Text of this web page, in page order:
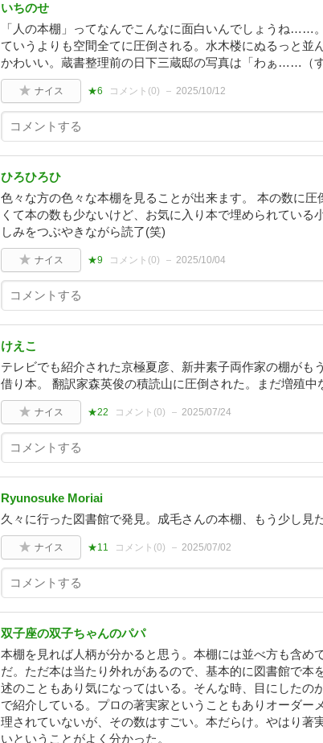
いちのせ
「人の本棚」ってなんでこんなに面白いんでしょうね……
ていうよりも空間全てに圧倒される。水木楼にぬるっと並
かわいい。蔵書整理前の日下三蔵邸の写真は「わぁ……（
ナイス ★6 コメント(0) 2025/10/12
ひろひろひ
色々な方の色々な本棚を見ることが出来ます。 本の数に圧
くて本の数も少ないけど、お気に入り本で埋められている
しみをつぶやきながら読了(笑)
ナイス ★9 コメント(0) 2025/10/04
けえこ
テレビでも紹介された京極夏彦、新井素子両作家の棚がも
借り本。 翻訳家森英俊の積読山に圧倒された。まだ増殖中
ナイス ★22 コメント(0) 2025/07/24
Ryunosuke Moriai
久々に行った図書館で発見。成毛さんの本棚、もう少し見
ナイス ★11 コメント(0) 2025/07/02
双子座の双子ちゃんのパパ
本棚を見れば人柄が分かると思う。本棚には並べ方も含め
だ。ただ本は当たり外れがあるので、基本的に図書館で本
述のこともあり気になってはいる。そんな時、目にしたの
で紹介している。プロの著実家ということもありオーダー
理されていないが、その数はすごい。本だらけ。やはり著
いということがよく分かった。